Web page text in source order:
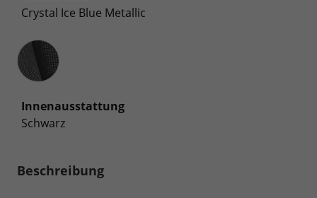
Crystal Ice Blue Metallic
Innenausstattung
Innenausstattung
Schwarz
Beschreibung